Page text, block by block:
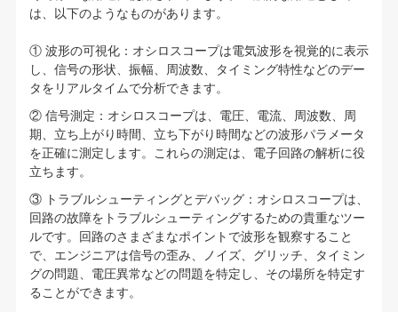
は、以下のようなものがあります。
① 波形の可視化：オシロスコープは電気波形を視覚的に表示
し、信号の形状、振幅、周波数、タイミング特性などのデー
タをリアルタイムで分析できます。
② 信号測定：オシロスコープは、電圧、電流、周波数、周
期、立ち上がり時間、立ち下がり時間などの波形パラメータ
を正確に測定します。これらの測定は、電子回路の解析に役
立ちます。
③ トラブルシューティングとデバッグ：オシロスコープは、
回路の故障をトラブルシューティングするための貴重なツー
ルです。回路のさまざまなポイントで波形を観察すること
で、エンジニアは信号の歪み、ノイズ、グリッチ、タイミン
グの問題、電圧異常などの問題を特定し、その場所を特定す
ることができます。